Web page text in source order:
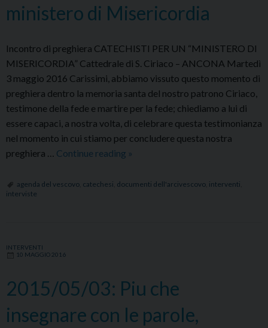
ministero di Misericordia
Incontro di preghiera CATECHISTI PER UN “MINISTERO DI
MISERICORDIA” Cattedrale di S. Ciriaco – ANCONA Martedì
3 maggio 2016 Carissimi, abbiamo vissuto questo momento di
preghiera dentro la memoria santa del nostro patrono Ciriaco,
testimone della fede e martire per la fede; chiediamo a lui di
essere capaci, a nostra volta, di celebrare questa testimonianza
nel momento in cui stiamo per concludere questa nostra
preghiera … Continue reading 2016/05/03:
per
»
agenda del vescovo catechesi documenti dell'arcivescovo interventi
interviste
INTERVENTI
10 MAGGIO 2016
2015/05/03: Piu che
insegnare con le parole,